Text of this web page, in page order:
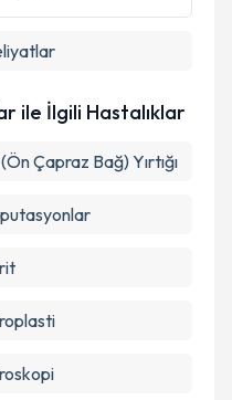
ile İlgili Hastalıklar
Çapraz Bağ) Yırtığı